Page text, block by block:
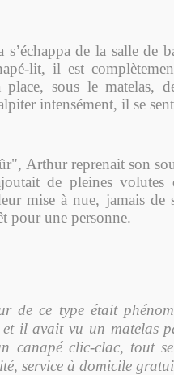
de la salle de
lit, il est
sous le matelas,
intensément, il se
Arthur reprenait son
de pleines volutes
mise à nue, jamais de
pour une personne.
de ce type était
et il avait vu un matelas
canapé clic-clac, tout
service à domicile